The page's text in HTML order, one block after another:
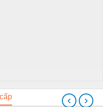
‹ ›